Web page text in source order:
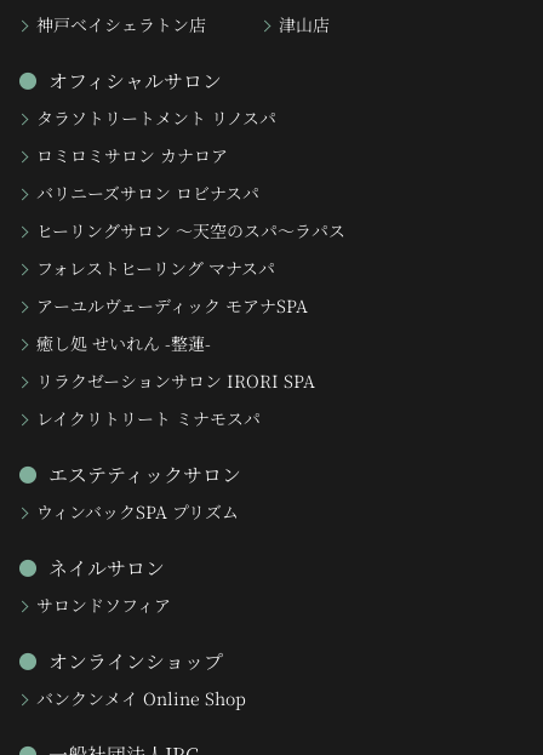
神戸ベイシェラトン店
津山店
オフィシャルサロン
タラソトリートメント リノスパ
ロミロミサロン カナロア
バリニーズサロン ロビナスパ
ヒーリングサロン 〜天空のスパ〜ラパス
フォレストヒーリング マナスパ
アーユルヴェーディック モアナSPA
癒し処 せいれん -整蓮-
リラクゼーションサロン IRORI SPA
レイクリトリート ミナモスパ
エステティックサロン
ウィンバックSPA プリズム
ネイルサロン
サロンドソフィア
オンラインショップ
バンクンメイ Online Shop